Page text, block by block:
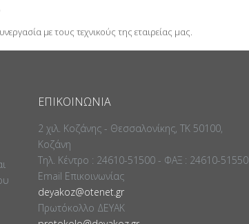
με τους τεχνικούς της εταιρείας μας.
ΕΠΙΚΟΙΝΩΝΊΑ
2 χιλ. Κοζάνης - Θεσσαλονίκης, ΤΚ 50100,
Κοζάνη
Τηλ. Κέντρο : 24610-51500 - ΦΑΞ : 24610-51550
Email Επικοινωνίας
deyakoz@otenet.gr
Πρωτόκολλο ΔΕΥΑΚ